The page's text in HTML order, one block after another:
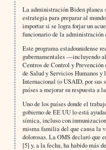
La administración Biden planea
estrategia para preparar al
importar si se logra forjar un
funcionario de la administración
Este programa estadounidense
gubernamentales —incluyendo
Centros de Control y
de Salud y Servicios Humanos
Internacional (o USAID, por sus
países a mejorar su respuesta a
Uno de los países donde el
gobierno de EE UU lo está
símica, incluso con
misma familia del que causa la
dolorosas. La OMS declaró que
[5] y, a la fecha, ha habido más